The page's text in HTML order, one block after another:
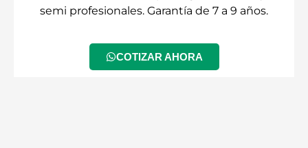
semi profesionales. Garantía de 7 a 9 años.
COTIZAR AHORA